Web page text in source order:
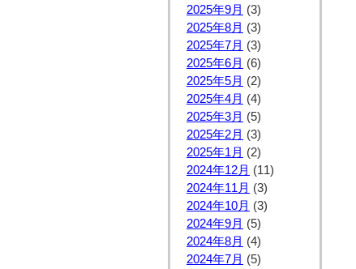
2025年9月 (3)
2025年8月 (3)
2025年7月 (3)
2025年6月 (6)
2025年5月 (2)
2025年4月 (4)
2025年3月 (5)
2025年2月 (3)
2025年1月 (2)
2024年12月 (11)
2024年11月 (3)
2024年10月 (3)
2024年9月 (5)
2024年8月 (4)
2024年7月 (5)